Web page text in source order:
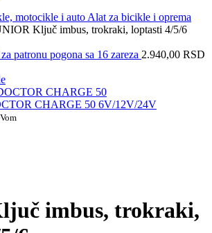
motocikle i auto Alat za bicikle i oprema
Ključ imbus, trokraki, loptasti 4/5/6
patronu pogona sa 16 zareza 2.940,00 RSD
CHARGE 50 6V/12V/24V
imbus, trokraki,